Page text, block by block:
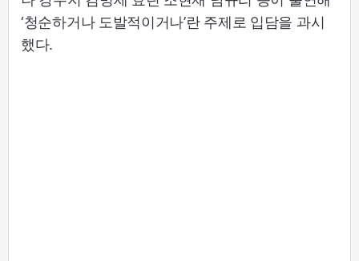
‘청순하거나 도발적이거나’란 주제로 입담을 과시
했다.